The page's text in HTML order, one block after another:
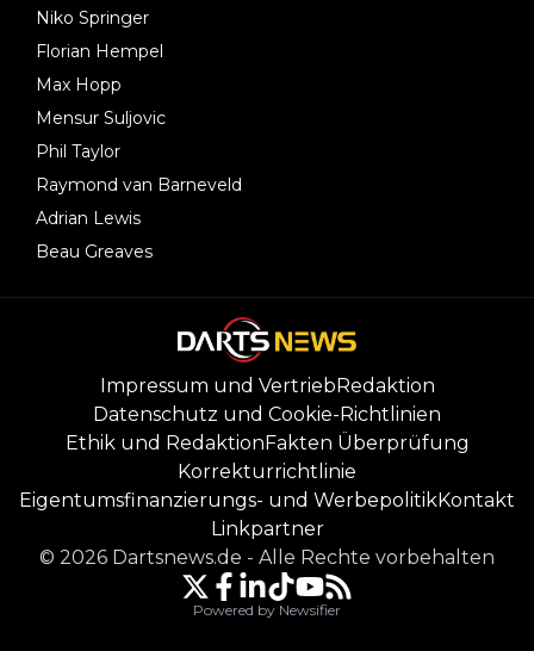
Niko Springer
Florian Hempel
Max Hopp
Mensur Suljovic
Phil Taylor
Raymond van Barneveld
Adrian Lewis
Beau Greaves
Impressum und VertriebRedaktion
Datenschutz und Cookie-Richtlinien
Ethik und RedaktionFakten Überprüfung
Korrekturrichtlinie
Eigentumsfinanzierungs- und WerbepolitikKontakt
Linkpartner
© 2026 Dartsnews.de - Alle Rechte vorbehalten
Powered by Newsifier